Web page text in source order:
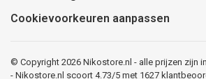
Cookievoorkeuren aanpassen
© Copyright 2026 Nikostore.nl - alle prijzen zijn
- Nikostore.nl scoort 4.73/5 met 1627